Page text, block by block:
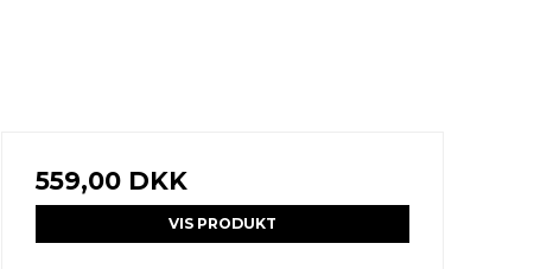
559,00 DKK
VIS PRODUKT